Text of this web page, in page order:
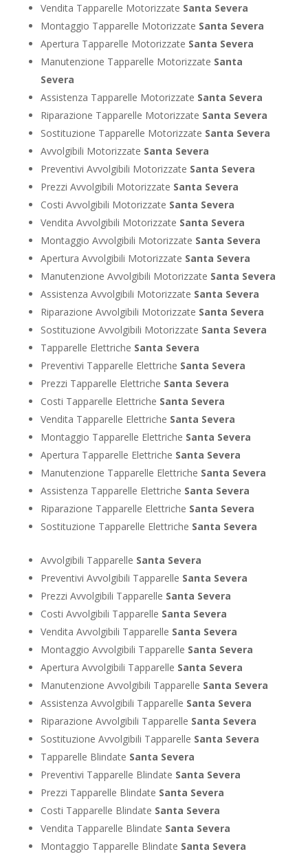
Vendita Tapparelle Motorizzate Santa Severa
Montaggio Tapparelle Motorizzate Santa Severa
Apertura Tapparelle Motorizzate Santa Severa
Manutenzione Tapparelle Motorizzate Santa
Severa
Assistenza Tapparelle Motorizzate Santa Severa
Riparazione Tapparelle Motorizzate Santa Severa
Sostituzione Tapparelle Motorizzate Santa Severa
Avvolgibili Motorizzate Santa Severa
Preventivi Avvolgibili Motorizzate Santa Severa
Prezzi Avvolgibili Motorizzate Santa Severa
Costi Avvolgibili Motorizzate Santa Severa
Vendita Avvolgibili Motorizzate Santa Severa
Montaggio Avvolgibili Motorizzate Santa Severa
Apertura Avvolgibili Motorizzate Santa Severa
Manutenzione Avvolgibili Motorizzate Santa Severa
Assistenza Avvolgibili Motorizzate Santa Severa
Riparazione Avvolgibili Motorizzate Santa Severa
Sostituzione Avvolgibili Motorizzate Santa Severa
Tapparelle Elettriche Santa Severa
Preventivi Tapparelle Elettriche Santa Severa
Prezzi Tapparelle Elettriche Santa Severa
Costi Tapparelle Elettriche Santa Severa
Vendita Tapparelle Elettriche Santa Severa
Montaggio Tapparelle Elettriche Santa Severa
Apertura Tapparelle Elettriche Santa Severa
Manutenzione Tapparelle Elettriche Santa Severa
Assistenza Tapparelle Elettriche Santa Severa
Riparazione Tapparelle Elettriche Santa Severa
Sostituzione Tapparelle Elettriche Santa Severa
Avvolgibili Tapparelle Santa Severa
Preventivi Avvolgibili Tapparelle Santa Severa
Prezzi Avvolgibili Tapparelle Santa Severa
Costi Avvolgibili Tapparelle Santa Severa
Vendita Avvolgibili Tapparelle Santa Severa
Montaggio Avvolgibili Tapparelle Santa Severa
Apertura Avvolgibili Tapparelle Santa Severa
Manutenzione Avvolgibili Tapparelle Santa Severa
Assistenza Avvolgibili Tapparelle Santa Severa
Riparazione Avvolgibili Tapparelle Santa Severa
Sostituzione Avvolgibili Tapparelle Santa Severa
Tapparelle Blindate Santa Severa
Preventivi Tapparelle Blindate Santa Severa
Prezzi Tapparelle Blindate Santa Severa
Costi Tapparelle Blindate Santa Severa
Vendita Tapparelle Blindate Santa Severa
Montaggio Tapparelle Blindate Santa Severa